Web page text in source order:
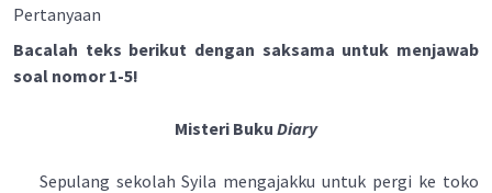
Pertanyaan
Bacalah teks berikut dengan saksama untuk menjawab
soal nomor 1-5!
Misteri Buku Diary
Sepulang sekolah Syila mengajakku untuk pergi ke toko